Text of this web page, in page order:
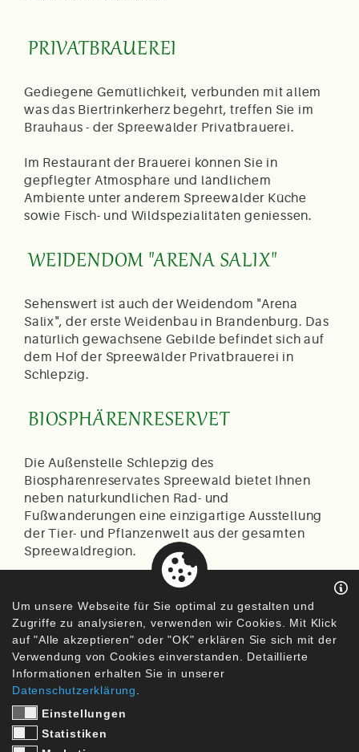
PRIVATBRAUEREI
Gediegene Gemütlichkeit, verbunden mit allem
was das Biertrinkerherz begehrt, treffen Sie im
Brauhaus - der Spreewälder Privatbrauerei.
Im Restaurant der Brauerei können Sie in
gepflegter Atmosphäre und ländlichem
Ambiente unter anderem Spreewälder Küche
sowie Fisch- und Wildspezialitäten geniessen.
WEIDENDOM "ARENA SALIX"
Sehenswert ist auch der Weidendom "Arena
Salix", der erste Weidenbau in Brandenburg. Das
natürlich gewachsene Gebilde befindet sich auf
dem Hof der Spreewälder Privatbrauerei in
Schlepzig.
BIOSPHÄRENRESERVET
Die Außenstelle Schlepzig des
Biosphärenreservates Spreewald bietet Ihnen
neben naturkundlichen Rad- und
Fußwanderungen eine einzigartige Ausstellung
der Tier- und Pflanzenwelt aus der gesamten
Spreewaldregion.
Als neues Highlight wurde vor Kurzem ein
multimedialer Raum in der alten Wassermühle
eröffnet. Dort erfährt der interresierte Besucher so
manches Geheimnis über den Spreewald und
seine legendäre Saagenwelt.
... VORBEIKOMMEN UND WOHLFÜHLEN
Kontakt
Um unsere Webseite für Sie optimal zu gestalten und
Zugriffe zu analysieren, verwenden wir Cookies. Mit Klick
auf "Alle akzeptieren" oder "OK" erklären Sie sich mit der
Verwendung von Cookies einverstanden. Detaillierte
Informationen erhalten Sie in unserer
Datenschutzerklärung
Einstellungen
Statistiken